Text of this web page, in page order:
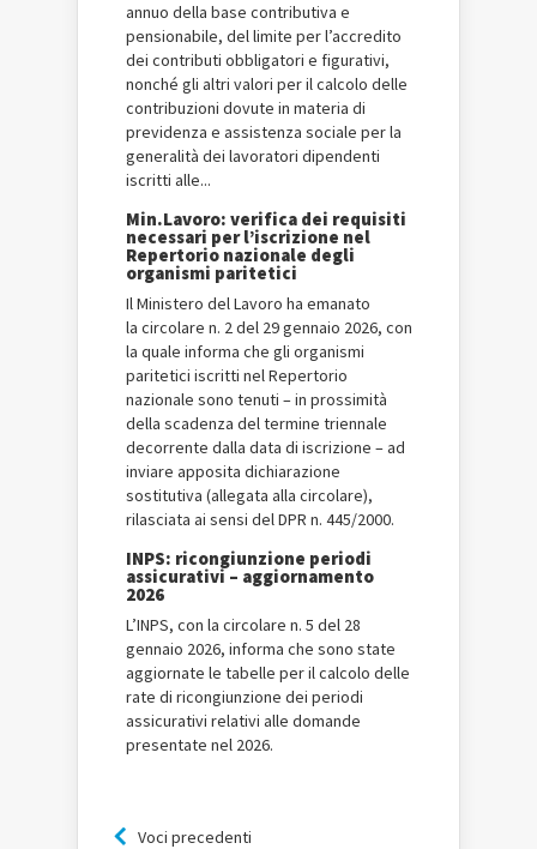
annuo della base contributiva e
pensionabile, del limite per l’accredito
dei contributi obbligatori e figurativi,
nonché gli altri valori per il calcolo delle
contribuzioni dovute in materia di
previdenza e assistenza sociale per la
generalità dei lavoratori dipendenti
iscritti alle...
Min.Lavoro: verifica dei requisiti
necessari per l’iscrizione nel
Repertorio nazionale degli
organismi paritetici
Il Ministero del Lavoro ha emanato
la circolare n. 2 del 29 gennaio 2026, con
la quale informa che gli organismi
paritetici iscritti nel Repertorio
nazionale sono tenuti – in prossimità
della scadenza del termine triennale
decorrente dalla data di iscrizione – ad
inviare apposita dichiarazione
sostitutiva (allegata alla circolare),
rilasciata ai sensi del DPR n. 445/2000.
INPS: ricongiunzione periodi
assicurativi – aggiornamento
2026
L’INPS, con la circolare n. 5 del 28
gennaio 2026, informa che sono state
aggiornate le tabelle per il calcolo delle
rate di ricongiunzione dei periodi
assicurativi relativi alle domande
presentate nel 2026.
Voci precedenti